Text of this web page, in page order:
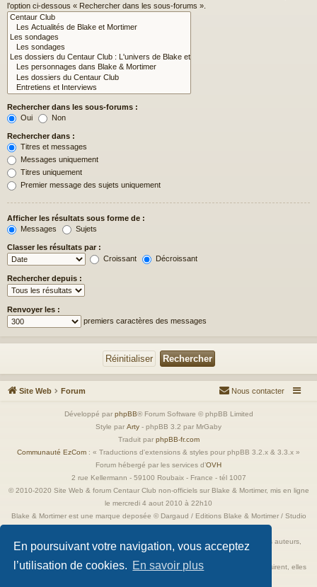
En poursuivant votre navigation, vous acceptez
l’utilisation de cookies. En savoir plus
l’option ci-dessous « Rechercher dans les sous-forums ».
Rechercher dans les sous-forums :
Oui
Non
Rechercher dans :
Titres et messages
Messages uniquement
Titres uniquement
Premier message des sujets uniquement
Afficher les résultats sous forme de :
Messages
Sujets
Classer les résultats par :
Croissant
Décroissant
Rechercher depuis :
Renvoyer les :
premiers caractères des messages
Site Web Forum Nous contacter
Développé par phpBB® Forum Software © phpBB Limited
Style par Arty - phpBB 3.2 par MrGaby
Traduit par phpBB-fr.com
Communauté EzCom : « Traductions d'extensions & styles pour phpBB 3.2.x & 3.3.x »
Forum hébergé par les services d’OVH
2 rue Kellermann - 59100 Roubaix - France - tél 1007
© 2010-2020 Site Web & forum Centaur Club non-officiels sur Blake & Mortimer, mis en ligne
le mercredi 4 aout 2010 à 22h10
Blake & Mortimer est une marque deposée © Dargaud / Editions Blake & Mortimer / Studio
Toutes les images incluses dans ces pages sont la propriété exclusive de leurs auteurs,
ayant droits et/ou éditeurs.
Elles ne sont ici qu'à titre de référence ou d'illustration. Si les propriétaires le désirent, elles